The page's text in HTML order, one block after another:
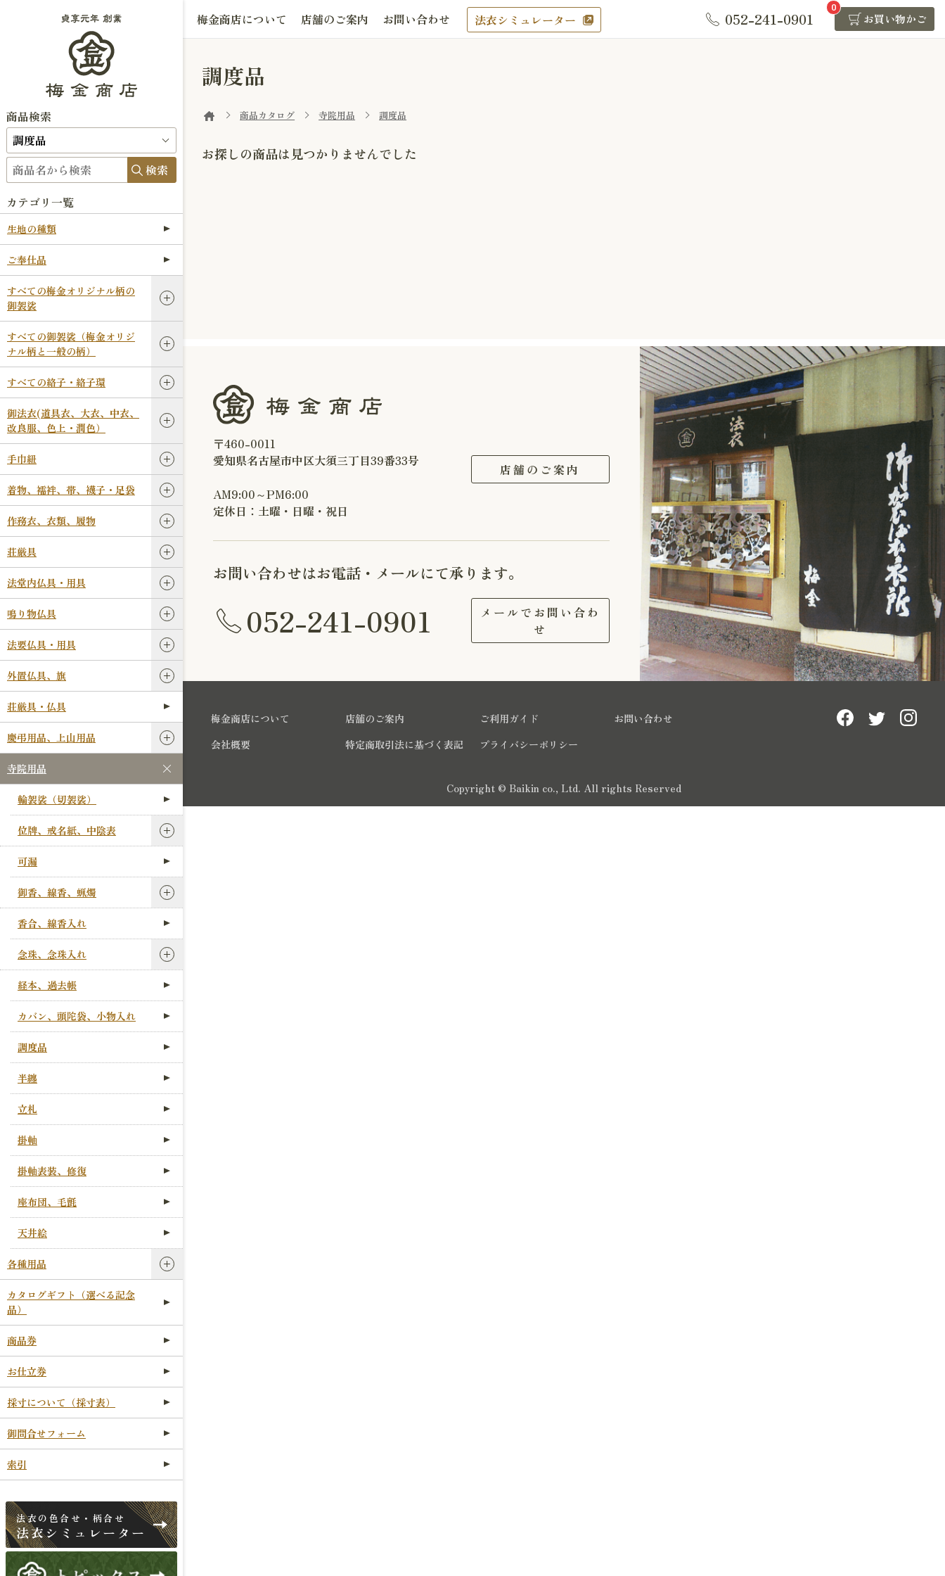
商品検索
検索
カテゴリ一覧
生地の種類
ご奉仕品
すべての梅金オリジナル柄の
御袈裟
すべての御袈裟（梅金オリジ
ナル柄と一般の柄）
すべての絡子・絡子環
御法衣(道具衣、大衣、中衣、
改良服、色上・潤色）
手巾紐
着物、襦袢、帯、襪子・足袋
作務衣、衣類、履物
荘厳具
法堂内仏具・用具
鳴り物仏具
法要仏具・用具
外置仏具、旗
荘厳具・仏具
慶弔用品、上山用品
寺院用品
輪袈裟（切袈裟）
位牌、戒名紙、中陰表
可漏
御香、線香、蝋燭
香合、線香入れ
念珠、念珠入れ
経本、過去帳
カバン、頭陀袋、小物入れ
調度品
半纏
立札
掛軸
掛軸表装、修復
座布団、毛氈
天井絵
各種用品
カタログギフト（選べる記念
品）
商品券
お仕立券
採寸について（採寸表）
御問合せフォーム
索引
梅金商店について 店舗のご案内 お問い合わせ 法衣シミュレーター
法衣の色合せ・柄合せ
法衣シミュレーター
052-241-0901 お買い物かご
0
調度品
商品カタログ 寺院用品 調度品
お探しの商品は見つかりませんでした
〒460-0011
愛知県名古屋市中区大須三丁目39番33号
AM9:00～PM6:00
定休日：土曜・日曜・祝日
店舗のご案内
お問い合わせはお電話・メールにて承ります。
052-241-0901
メールでお問い合わ
せ
梅金商店について 店舗のご案内 ご利用ガイド
お問い合わせ
会社概要
特定商取引法に基づく表記 プライバシーポリシー
Copyright © Baikin co., Ltd. All rights Reserved